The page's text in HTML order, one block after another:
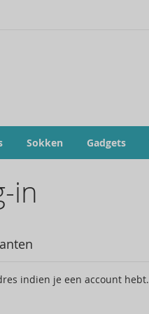
Sokken Gadgets
in
indien je een account hebt.